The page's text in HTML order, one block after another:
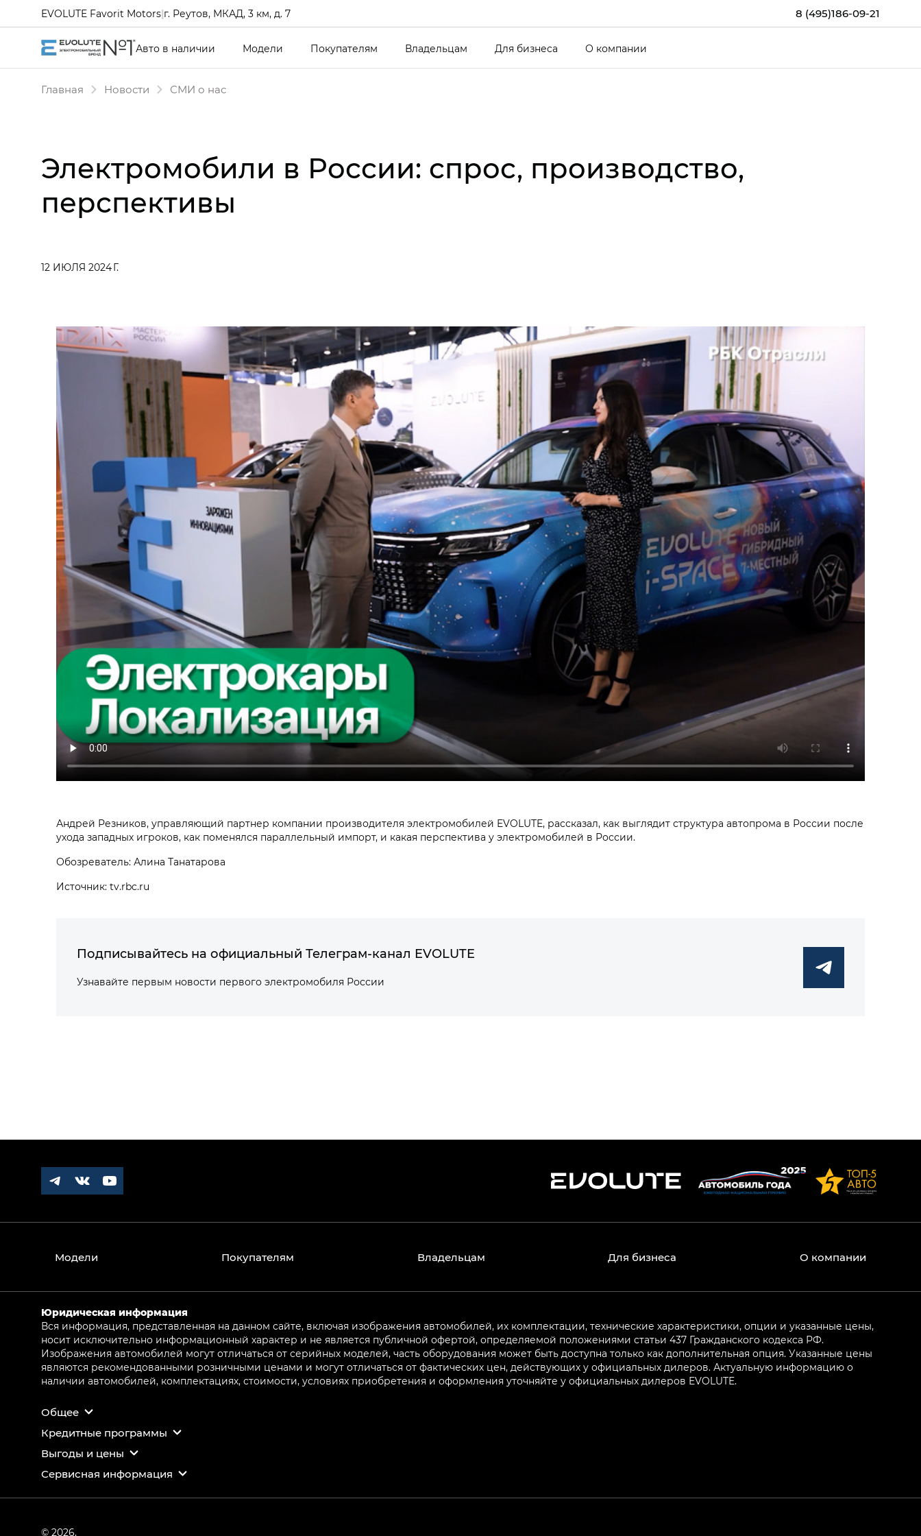
8 (495)186-09-21
EVOLUTE Favorit Motors|г. Реутов, МКАД, 3 км, д. 7
Авто в наличии Модели Покупателям Владельцам Для бизнеса О компании
Главная Новости СМИ о нас
Электромобили в России: спрос, производство,
перспективы
12 ИЮЛЯ 2024 Г.
Андрей Резников, управляющий партнер компании производителя электромобилей EVOLUTE, рассказал, как выглядит структура автопрома в России после
ухода западных игроков, как поменялся параллельный импорт, и какая перспектива у электромобилей в России.
Обозреватель: Алина Танатарова
Источник: tv.rbc.ru
Подписывайтесь на официальный Телеграм-канал EVOLUTE
Узнавайте первым новости первого электромобиля России
Модели Покупателям Владельцам Для бизнеса О компании
Юридическая информация
Вся информация, представленная на данном сайте, включая изображения автомобилей, их комплектации, технические характеристики, опции и указанные цены,
носит исключительно информационный характер и не является публичной офертой, определяемой положениями статьи 437 Гражданского кодекса РФ.
Изображения автомобилей могут отличаться от серийных моделей, часть оборудования может быть доступна только как дополнительная опция. Указанные цены
являются рекомендованными розничными ценами и могут отличаться от фактических цен, действующих у официальных дилеров. Актуальную информацию о
наличии автомобилей, комплектациях, стоимости, условиях приобретения и оформления уточняйте у официальных дилеров EVOLUTE.
Общее
Кредитные программы
Выгоды и цены
Сервисная информация
© 2026,